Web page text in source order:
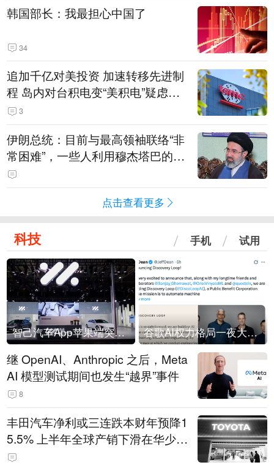
韩国部长：我最担心中国了
34
追加千亿对美投资 加速转移先进制
程 岛内对台积电变“美积电”疑虑担
忧加剧
3
伊朗总统：目前与最高领袖联络“非
常困难”，一些人利用穆杰塔巴的正
常决策过程在伊朗内部制造分歧
点击查看更多
科技 手机 试用
智己汽车App苹果端突然“下架” 谷歌AI权力格局一夜大洗牌
继 OpenAI、Anthropic 之后，Meta
AI 模型测试期间也发生“越界”事件
8
丰田汽车净利或三连跌本财年预降1
5.5% 上半年全球产销下滑在华少卖
14.3万辆